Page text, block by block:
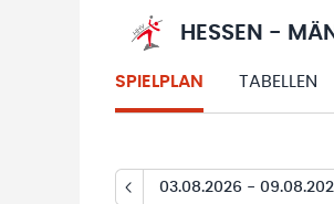
HESSEN -
SPIELPLAN TABELLEN
03.08.2026 -